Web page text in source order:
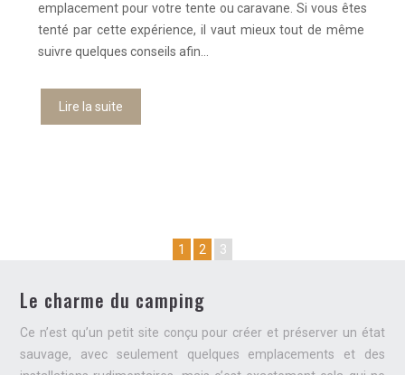
emplacement pour votre tente ou caravane. Si vous êtes
tenté par cette expérience, il vaut mieux tout de même
suivre quelques conseils afin…
Lire la suite
1 2 3
Le charme du camping
Ce n’est qu’un petit site conçu pour créer et préserver un état
sauvage, avec seulement quelques emplacements et des